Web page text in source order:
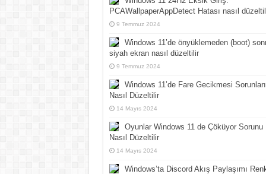
PCAWallpaperAppDetect Hatası nasıl
9 Temmuz 2024
Windows 11’de önyüklemeden (boot)
siyah ekran nasıl düzeltilir
9 Temmuz 2024
Windows 11’de Fare Gecikmesi Sorunları
Nasıl Düzeltilir
14 Mayıs 2024
Oyunlar Windows 11 de Çöküyor Sorunu
Nasıl Düzeltilir
14 Mayıs 2024
Windows’ta Discord Akış Paylaşımı